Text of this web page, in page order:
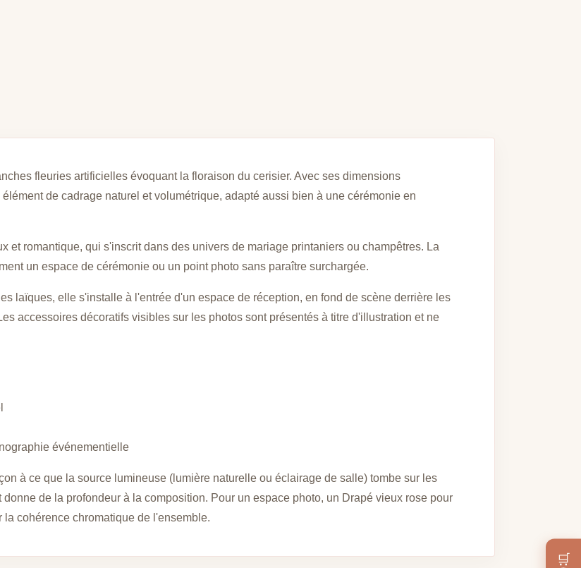
fleuries artificielles évoquant la floraison du cerisier. Avec ses dimensions
de cadrage naturel et volumétrique, adapté aussi bien à une cérémonie en
et romantique, qui s'inscrit dans des univers de mariage printaniers ou champêtres. La
un espace de cérémonie ou un point photo sans paraître surchargée.
laïques, elle s'installe à l'entrée d'un espace de réception, en fond de scène derrière les
accessoires décoratifs visibles sur les photos sont présentés à titre d'illustration et ne
événementielle
à ce que la source lumineuse (lumière naturelle ou éclairage de salle) tombe sur les
de la profondeur à la composition. Pour un espace photo, un Drapé vieux rose pour
cohérence chromatique de l'ensemble.
🛒